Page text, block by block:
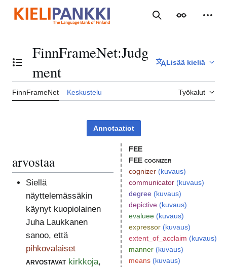
sisältöön
Haku Ulkoasu
Vaihda sisällysluettelo
FinnFrameNet:Judg
ment
Lisää kieliä
FinnFrameNet Keskustelu Työkalut
Annotaatiot
arvostaa
Siellä
näyttelemässäkin
käynyt kuopiolainen
Juha Laukkanen
sanoo, että
pihkovalaiset
arvostavat kirkkoja,
FEE
FEE cognizer
cognizer (kuvaus)
communicator (kuvaus)
degree (kuvaus)
depictive (kuvaus)
evaluee (kuvaus)
expressor (kuvaus)
extent_of_acclaim (kuvaus)
manner (kuvaus)
means (kuvaus)